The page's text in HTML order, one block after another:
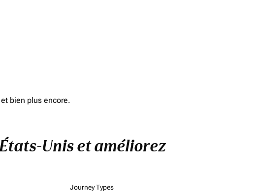
bien plus encore.
Unis et améliorez
Journey Types